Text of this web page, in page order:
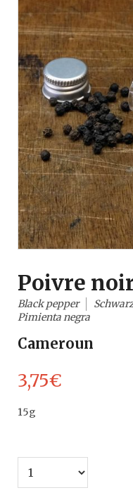
Poivre
Black pepper
Pimienta negra
Cameroun
3,75€
15g